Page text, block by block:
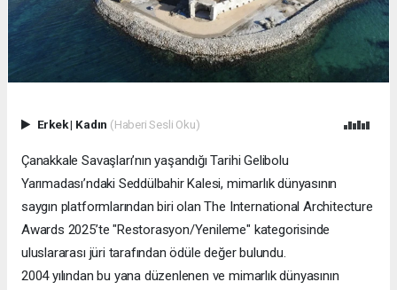
Erkek| Kadın (Haberi Sesli Oku)
Çanakkale Savaşları’nın yaşandığı Tarihi Gelibolu
Yarımadası’ndaki Seddülbahir Kalesi, mimarlık dünyasının
saygın platformlarından biri olan The International Architecture
Awards 2025’te "Restorasyon/Yenileme" kategorisinde
uluslararası jüri tarafından ödüle değer bulundu.
2004 yılından bu yana düzenlenen ve mimarlık dünyasının